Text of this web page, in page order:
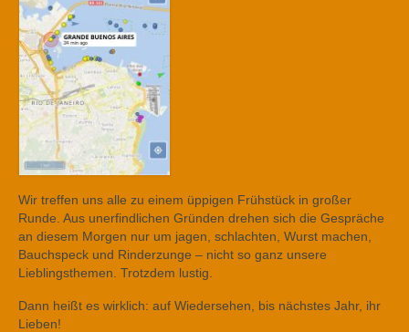
Wir treffen uns alle zu einem üppigen Frühstück in großer
Runde. Aus unerfindlichen Gründen drehen sich die Gespräche
an diesem Morgen nur um jagen, schlachten, Wurst machen,
Bauchspeck und Rinderzunge – nicht so ganz unsere
Lieblingsthemen. Trotzdem lustig.
Dann heißt es wirklich: auf Wiedersehen, bis nächstes Jahr, ihr
Lieben!